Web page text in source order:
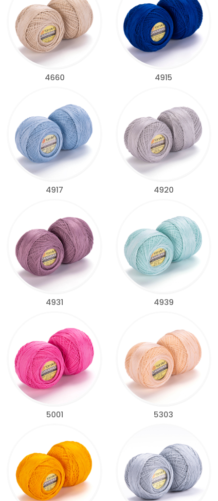
4660 4915
4917 4920
4931 4939
5001 5303